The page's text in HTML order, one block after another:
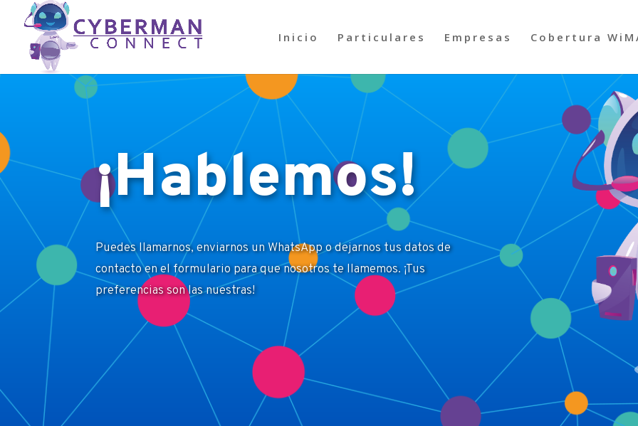
Inicio Particulares Empresas Cobertura
¡Hablemos!
Puedes llamarnos, enviarnos un WhatsApp o dejarnos tus datos de
contacto en el formulario para que nosotros te llamemos. ¡Tus
preferencias son las nuestras!